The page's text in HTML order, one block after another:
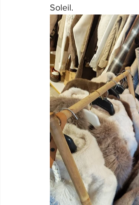
Soleil.